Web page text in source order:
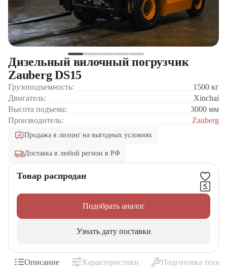
Дизельный вилочный погрузчик
Zauberg DS15
Грузоподъемность: 1500 кг
Двигатель:
Xinchai
Высота подъема:
3000 мм
Производитель:
Zauberg
Продажа в лизинг на выгодных условиях
Доставка в любой регион в РФ
Товар распродан
Подобрать аналог
Узнать дату поставки
Описание Характеристики Подготовка